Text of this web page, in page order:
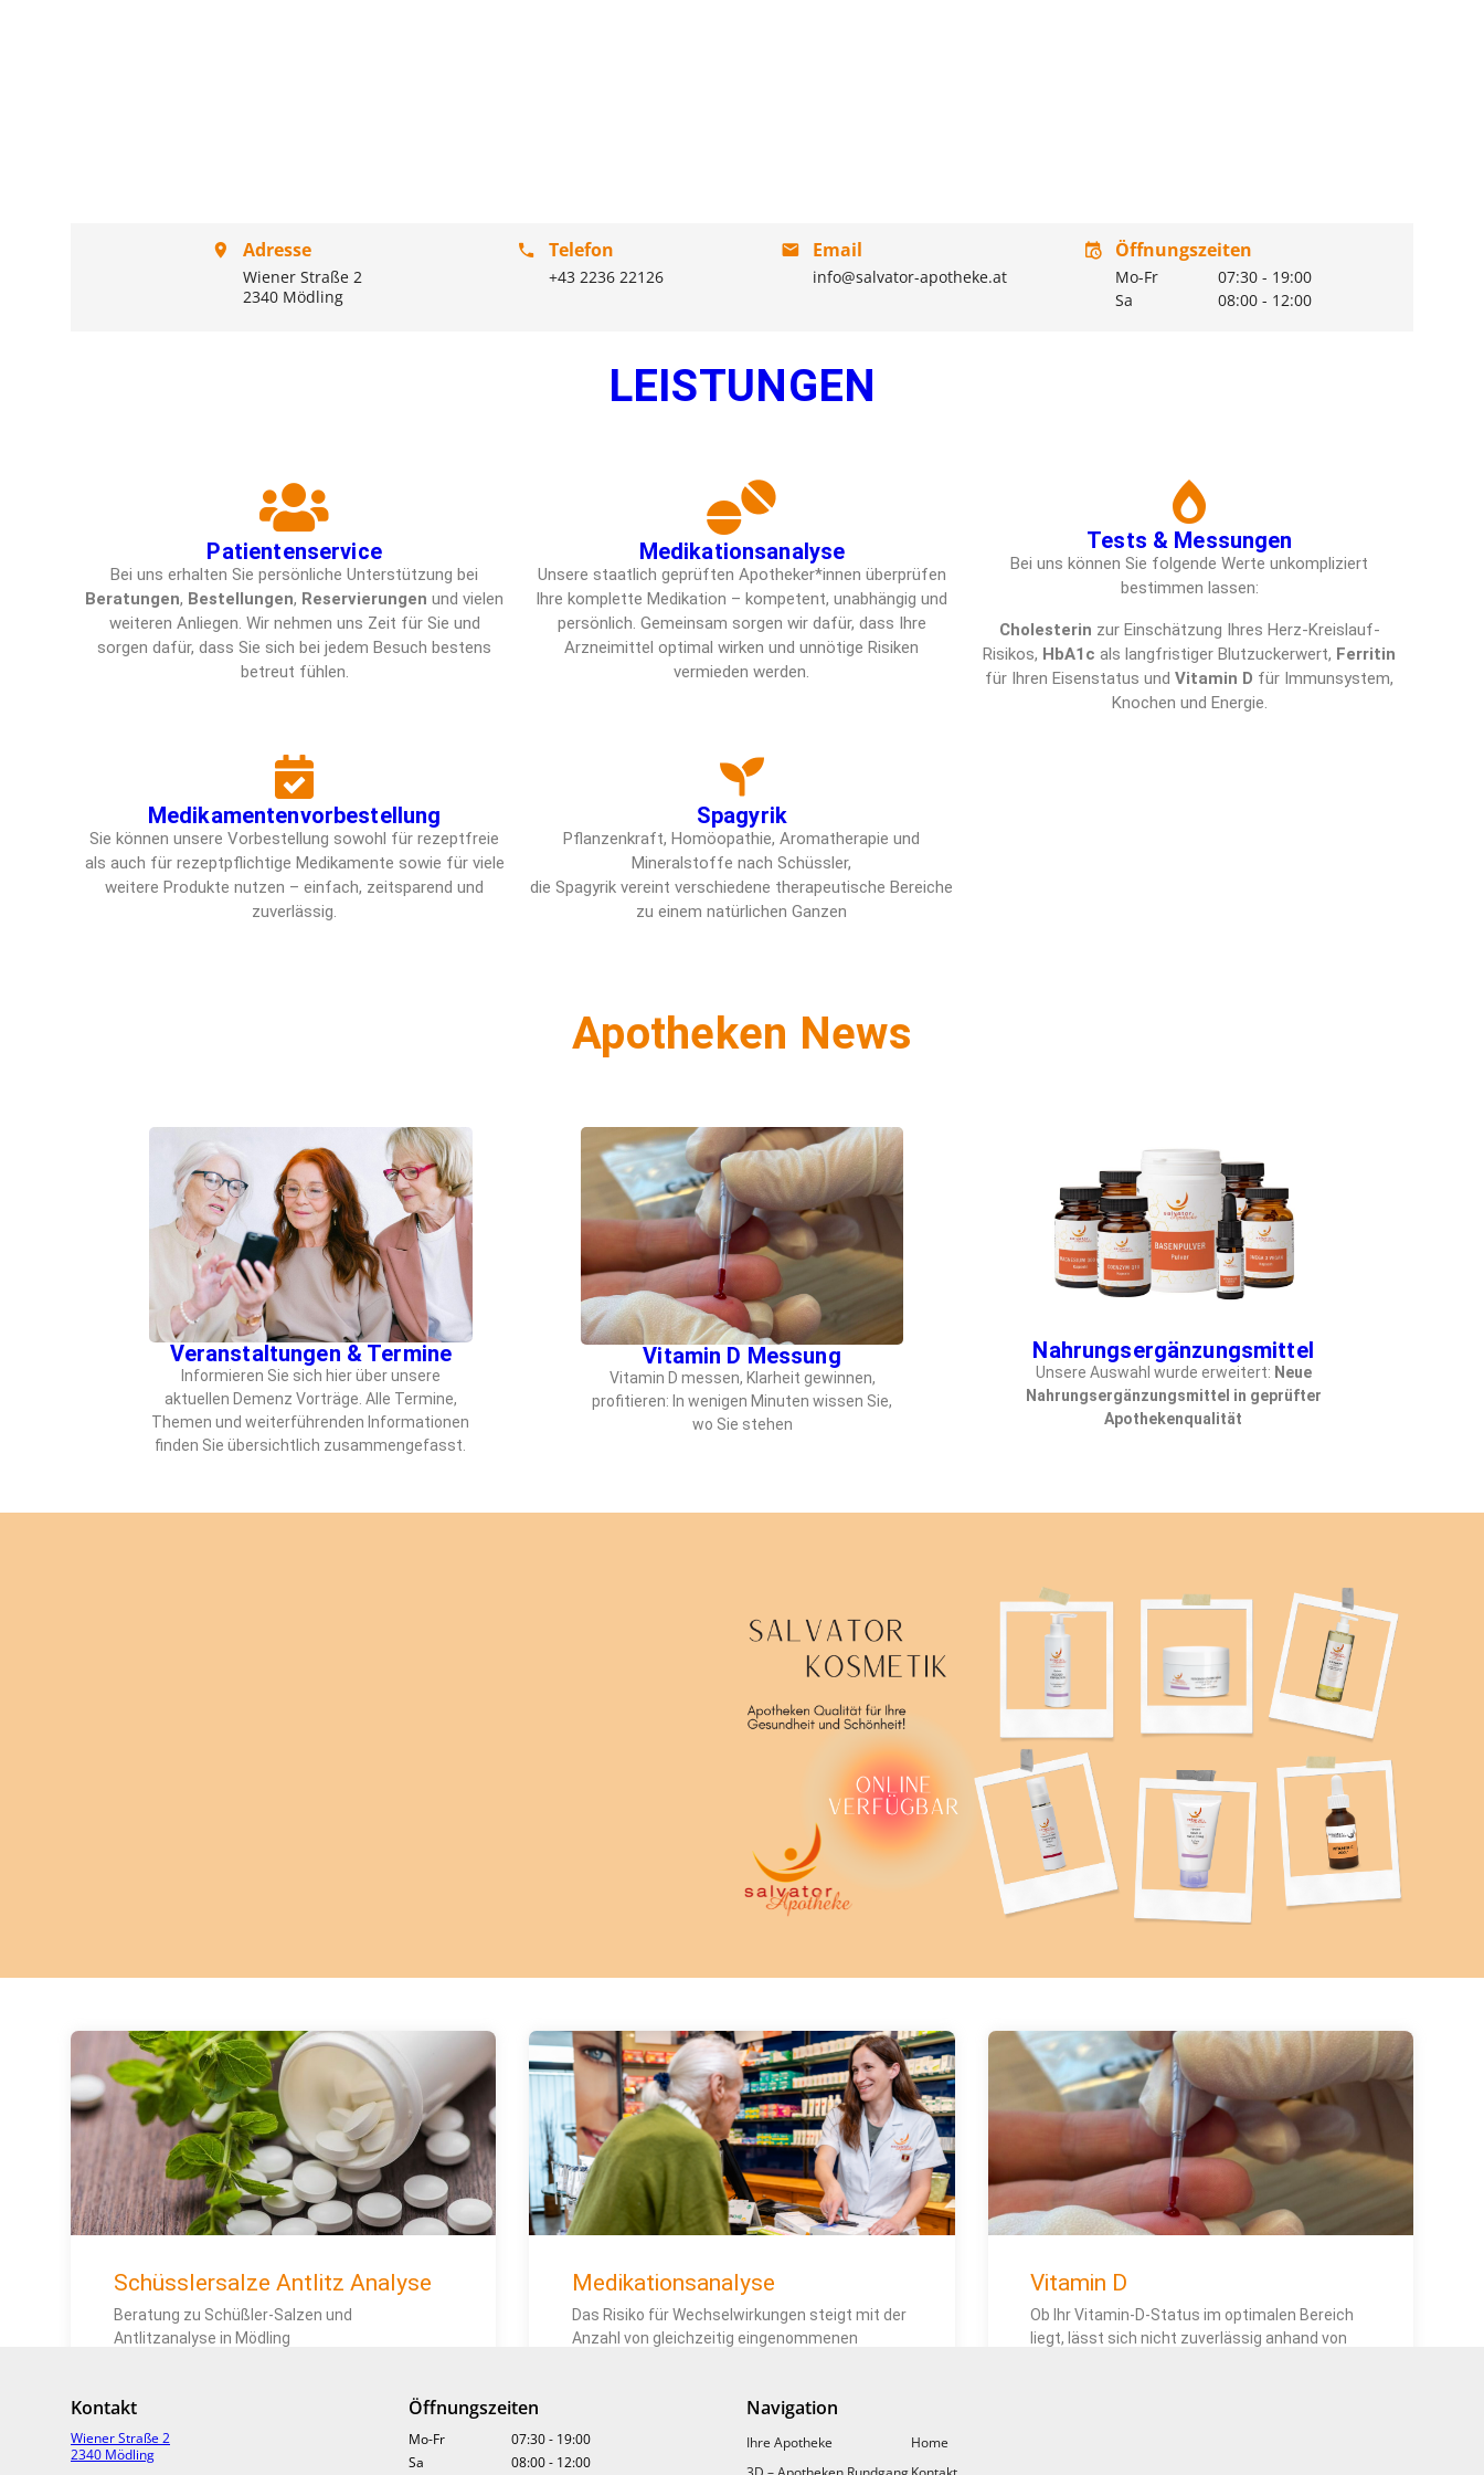
Adresse
Wiener Straße 2
2340 Mödling
Telefon
+43 2236 22126
Email
info@salvator-apotheke.at
Öffnungszeiten
Mo-Fr 07:30 - 19:00
Sa
08:00 - 12:00
LEISTUNGEN
Patientenservice
Bei uns erhalten Sie persönliche Unterstützung bei
Beratungen, Bestellungen, Reservierungen und vielen
weiteren Anliegen. Wir nehmen uns Zeit für Sie und
sorgen dafür, dass Sie sich bei jedem Besuch bestens
betreut fühlen.
Medikationsanalyse
Unsere staatlich geprüften Apotheker*innen überprüfen
Ihre komplette Medikation – kompetent, unabhängig und
persönlich. Gemeinsam sorgen wir dafür, dass Ihre
Arzneimittel optimal wirken und unnötige Risiken
vermieden werden.
Tests & Messungen
Bei uns können Sie folgende Werte unkompliziert
bestimmen lassen:
Cholesterin zur Einschätzung Ihres Herz-Kreislauf-
Risikos, HbA1c als langfristiger Blutzuckerwert, Ferritin
für Ihren Eisenstatus undVitamin D für Immunsystem,
Knochen und Energie.
Medikamentenvorbestellung
Sie können unsere Vorbestellung sowohl für rezeptfreie
als auch für rezeptpflichtige Medikamente sowie für viele
weitere Produkte nutzen – einfach, zeitsparend und
zuverlässig.
Spagyrik
Pflanzenkraft, Homöopathie, Aromatherapie und
Mineralstoffe nach Schüssler,
die Spagyrik vereint verschiedene therapeutische Bereiche
zu einem natürlichen Ganzen
Apotheken News
Veranstaltungen & Termine
Informieren Sie sich hier über unsere
aktuellen Demenz Vorträge. Alle Termine,
Themen und weiterführenden Informationen
finden Sie übersichtlich zusammengefasst.
Vitamin D Messung
Vitamin D messen, Klarheit gewinnen,
profitieren: In wenigen Minuten wissen Sie,
wo Sie stehen
Nahrungsergänzungsmittel
Unsere Auswahl wurde erweitert: Neue
Nahrungsergänzungsmittel in geprüfter
Apothekenqualität
Schüsslersalze Antlitz Analyse
Beratung zu Schüßler-Salzen und
Antlitzanalyse in Mödling
Medikationsanalyse
Das Risiko für Wechselwirkungen steigt mit der
Anzahl von gleichzeitig eingenommenen
Vitamin D
Ob Ihr Vitamin-D-Status im optimalen Bereich
liegt, lässt sich nicht zuverlässig anhand von
Kontakt
Wiener Straße 2
2340 Mödling
Öffnungszeiten
Mo-Fr 07:30- 19:00
Sa
08:00- 12:00
Navigation
Ihre Apotheke
Home